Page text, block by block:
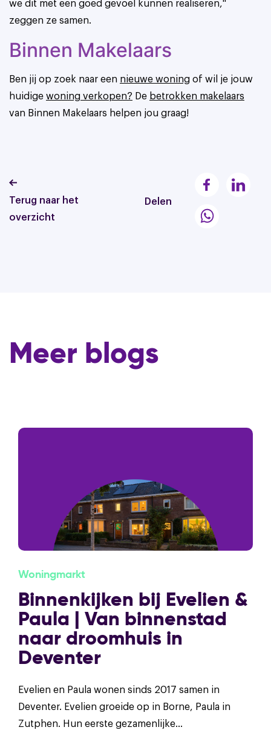
zeggen ze samen.
Binnen Makelaars
Ben jij op zoek naar een nieuwe woningof wil je jouw
huidigewoning verkopen? De betrokken makelaars
van Binnen Makelaars helpen jou graag!
Terug naar het
overzicht
Delen
Meer blogs
Woningmarkt
Binnenkijken bij Evelien &
Paula | Van binnenstad
naar droomhuis in
Deventer
Evelien en Paula wonen sinds 2017 samen in
Deventer. Evelien groeide op in Borne, Paula in
Zutphen. Hun eerste gezamenlijke...